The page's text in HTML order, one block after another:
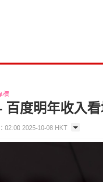
欄
百度明年收入
02:00 2025-10-08 HKT